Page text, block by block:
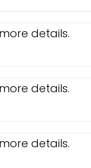
details.
details.
details.